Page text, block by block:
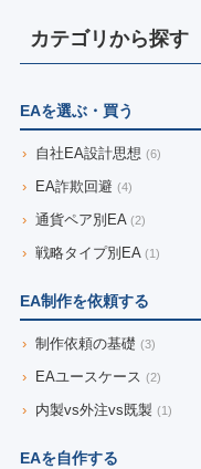
カテゴリから探す
EAを選ぶ・買う
› 自社EA設計思想 (6)
› EA詐欺回避 (4)
› 通貨ペア別EA (2)
› 戦略タイプ別EA (1)
EA制作を依頼する
› 制作依頼の基礎 (3)
› EAユースケース (2)
› 内製vs外注vs既製 (1)
EAを自作する